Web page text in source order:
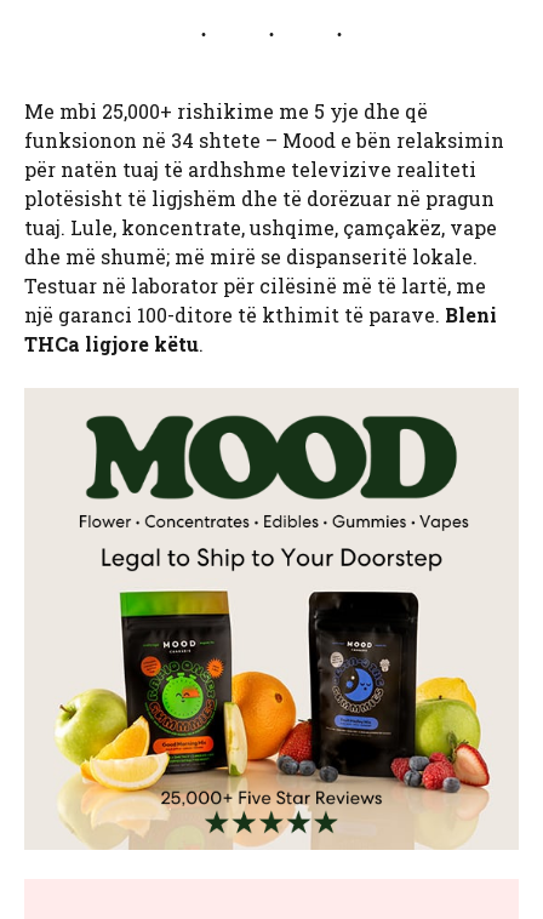
Me mbi 25,000+ rishikime me 5 yje dhe që
funksionon në 34 shtete – Mood e bën relaksimin
për natën tuaj të ardhshme televizive realiteti
plotësisht të ligjshëm dhe të dorëzuar në pragun
tuaj. Lule, koncentrate, ushqime, çamçakëz, vape
dhe më shumë; më mirë se dispanseritë lokale.
Testuar në laborator për cilësinë më të lartë, me
një garanci 100-ditore të kthimit të parave. Bleni
THCa ligjore këtu.